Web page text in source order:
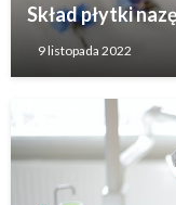
Skład płytki
9 listopada 2022